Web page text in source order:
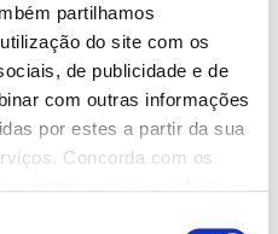
partilhamos
do site com os
de publicidade e de
com outras informações
por estes a partir da sua
Concorda com os